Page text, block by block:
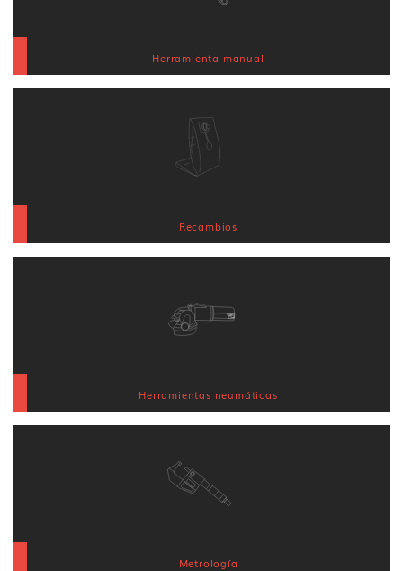
Herramienta manual
Recambios
Herramientas neumáticas
Metrología